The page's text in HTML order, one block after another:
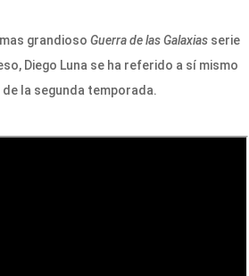
grandioso Guerra de las Galaxias serie
Diego Luna se ha referido a sí mismo
la segunda temporada.